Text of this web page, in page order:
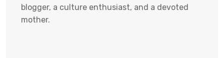
blogger, a culture enthusiast, and a devoted
mother.